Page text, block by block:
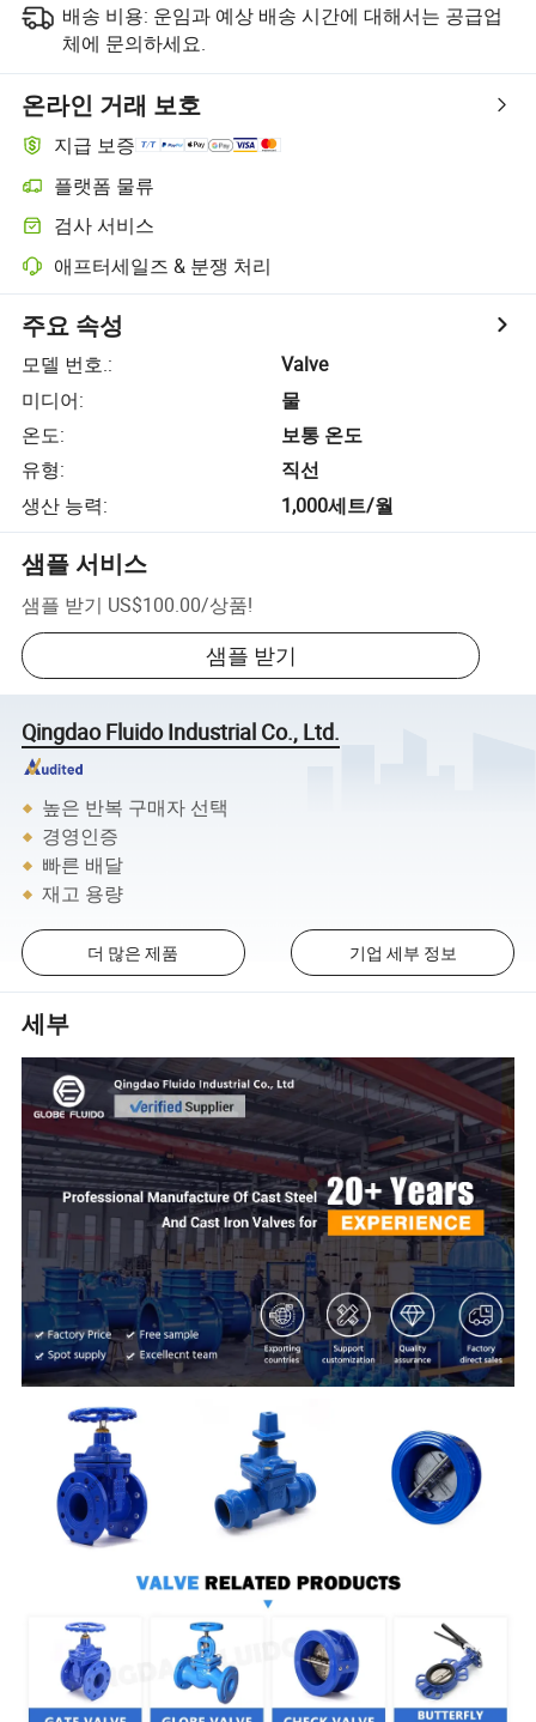
배송 비용: 운임과 예상 배송 시간에 대해서는 공급업
체에 문의하세요.
온라인 거래 보호
지급 보증
플랫폼 물류
검사 서비스
애프터세일즈 & 분쟁 처리
주요 속성
모델 번호.:
Valve
미디어:
물
온도:
보통 온도
유형:
직선
생산 능력: 1,000세트/월
샘플 서비스
샘플 받기 US$100.00/상품!
샘플 받기
Qingdao Fluido Industrial Co., Ltd.
높은 반복 구매자 선택
경영인증
빠른 배달
재고 용량
더 많은 제품 기업 세부 정보
세부